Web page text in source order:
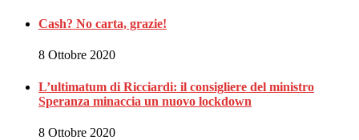
Cash? No carta, grazie!
8 Ottobre 2020
L’ultimatum di Ricciardi: il consigliere del ministro
Speranza minaccia un nuovo lockdown
8 Ottobre 2020